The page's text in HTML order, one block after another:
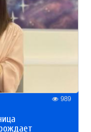
989